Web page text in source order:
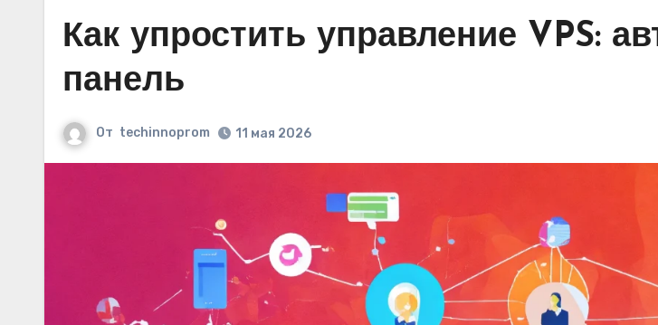
Как упростить управление VPS:
панель
От techinnoprom 11 мая 2026